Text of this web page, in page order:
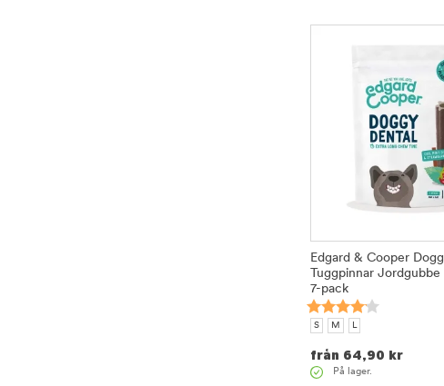
Edgard & Cooper
Tuggpinnar
7-pack
S M L
från 64,90 kr
På lager.